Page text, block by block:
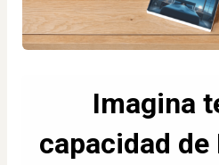
Imagina
capacidad